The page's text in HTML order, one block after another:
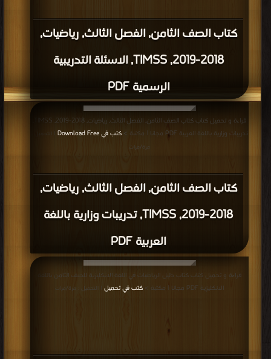
كتاب الصف الثامن, الفصل الثالث, رياضيات,
2018-2019, TIMSS, الاسئلة التدريبية
الرسمية PDF
كتاب الصف الثامن, الفصل الثالث, رياضيات,
2018-2019, TIMSS, تدريبات وزارية باللغة
العربية PDF
تدريبات وزارية باللغة العربية PDF مجانا | مكتبة >
كتب في Download Free
| التحميل :
مرة/مرات
قراءة و تحميل كتاب كتاب دليل الرياضيات في اللغة الانكليزية للصف الثامن باللغة
الانكليزية PDF مجانا | مكتبة >
كتب في تحميل | التحميل : مرة/مرات